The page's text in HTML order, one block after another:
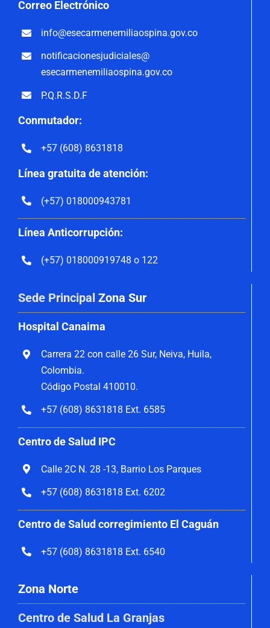
Correo Electrónico
info@esecarmenemiliaospina.gov.co
notificacionesjudiciales@
esecarmenemiliaospina.gov.co
P.Q.R.S.D.F
Conmutador:
+57 (608) 8631818
Línea gratuita de atención:
(+57) 018000943781
Línea Anticorrupción:
(+57) 018000919748 o 122
Sede Principal Zona Sur
Hospital Canaima
Carrera 22 con calle 26 Sur, Neiva, Huila,
Colombia.
Código Postal 410010.
+57 (608) 8631818 Ext. 6585
Centro de Salud IPC
Calle 2C N. 28 -13, Barrio Los Parques
+57 (608) 8631818 Ext. 6202
Centro de Salud corregimiento El Caguán
+57 (608) 8631818 Ext. 6540
Zona Norte
Centro de Salud La Granjas